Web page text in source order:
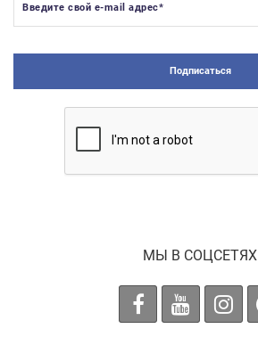
Введите свой e-mail адрес*
Подписаться
МЫ В СОЦСЕТЯХ